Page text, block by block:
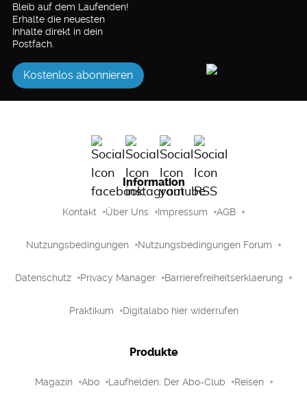
Bleib auf dem Laufenden!
Erhalte die neuesten
Inhalte direkt in dein
Postfach.
Kostenlos abonnieren
Information
Kontakt Über Uns Impressum AGB
Nutzungsbedingungen Nutzungsbedingungen Forum
Datenschutz Privacy Manager Barrierefreiheitserklaerung
Praktikum Digitalabo hier widerrufen
Produkte
Magazin Abo Laufhelden: Der Abo-Club Reisen